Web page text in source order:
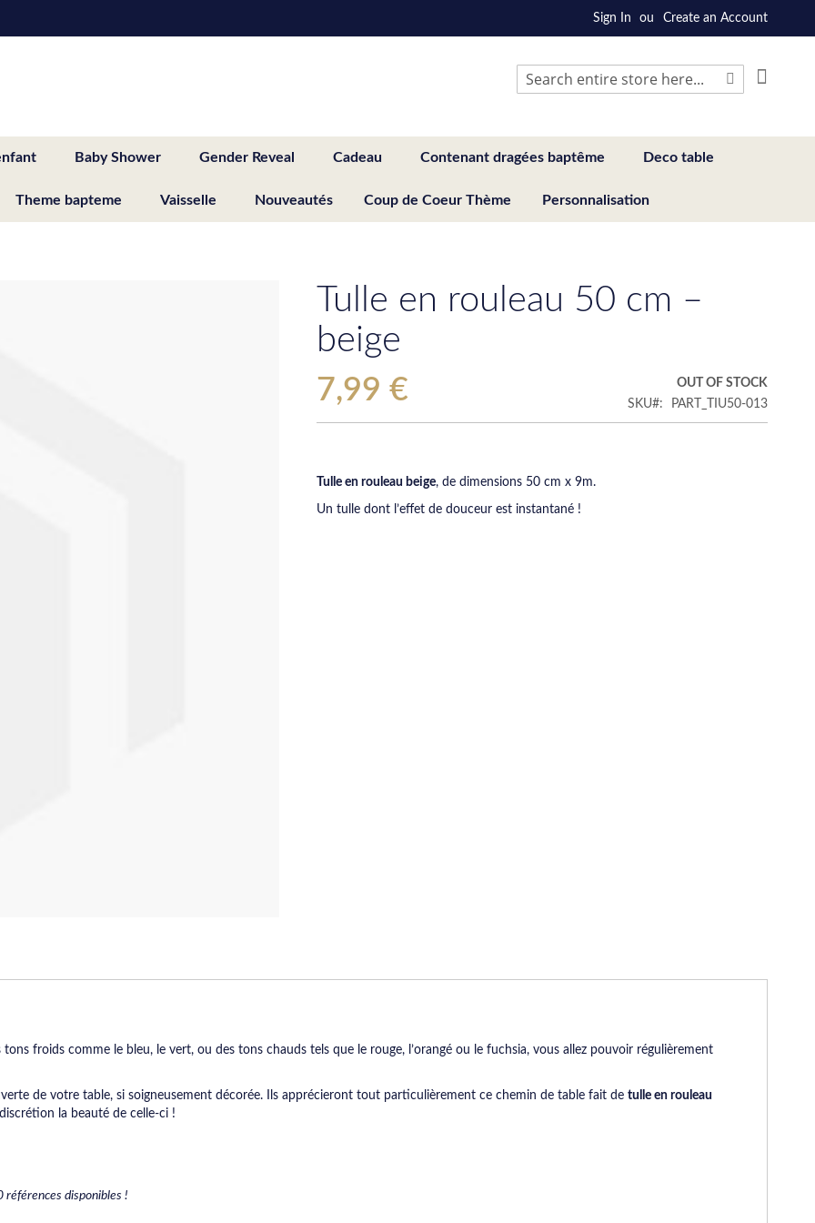
Sign In Create an Account
Search
Baby Shower Gender Reveal Cadeau Contenant dragées baptême Deco table
Theme bapteme Vaisselle Nouveautés Coup de Coeur Thème Personnalisation
Tulle en rouleau 50 cm –
beige
7,99 €
OUT OF STOCK
SKU
PART_TIU50-013
Tulle en rouleau beige, de dimensions 50 cm x 9m.
Un tulle dont l’effet de douceur est instantané !
froids comme le bleu, le vert, ou des tons chauds tels que le rouge, l’orangé ou le fuchsia, vous allez pouvoir régulièrement
de votre table, si soigneusement décorée. Ils apprécieront tout particulièrement ce chemin de table fait de tulle en rouleau
la beauté de celle-ci !
disponibles !